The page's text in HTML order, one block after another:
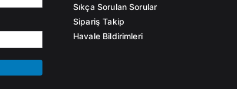
Sıkça Sorulan Sorular
Sipariş Takip
Havale Bildirimleri